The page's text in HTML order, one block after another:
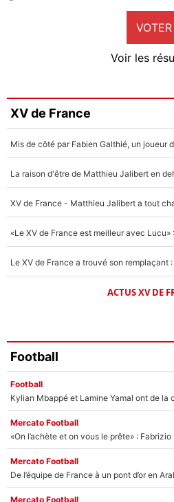
9%
Faris Moumbagna
5%
Un autre joueur
5%
VOTER
Voir les
XV de France
ACTUS XV DE
Football
Football
Mercato Football
Mercato Football
Mercato Football